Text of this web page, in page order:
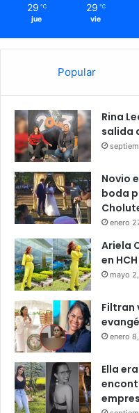
29 ℃
jue
29 ℃
vie
Popular
Rina
salida
Novio
boda
enero
Ariela
en HCH
mayo
Filtran
enero
Ella